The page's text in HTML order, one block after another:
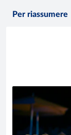
Per riassumere